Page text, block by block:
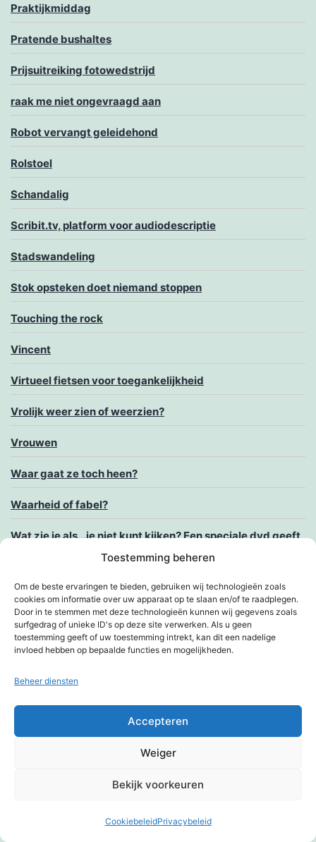
Toestemming beheren
Om de beste ervaringen te bieden, gebruiken wij technologieën zoals
cookies om informatie over uw apparaat op te slaan en/of te raadplegen.
Door in te stemmen met deze technologieën kunnen wij gegevens zoals
surfgedrag of unieke ID's op deze site verwerken. Als u geen
toestemming geeft of uw toestemming intrekt, kan dit een nadelige
invloed hebben op bepaalde functies en mogelijkheden.
Beheer diensten
Accepteren
Weiger
Bekijk voorkeuren
CookiebeleidPrivacybeleid
Praktijkmiddag
Pratende bushaltes
Prijsuitreiking fotowedstrijd
raak me niet ongevraagd aan
Robot vervangt geleidehond
Rolstoel
Schandalig
Scribit.tv, platform voor audiodescriptie
Stadswandeling
Stok opsteken doet niemand stoppen
Touching the rock
Vincent
Virtueel fietsen voor toegankelijkheid
Vrolijk weer zien of weerzien?
Vrouwen
Waar gaat ze toch heen?
Waarheid of fabel?
Wat zie je als…je niet kunt kijken? Een speciale dvd geeft
Weg met de leesbril
Winkelen op gevoel
Witte stok
World sight day, over vermijdbare blindheid
Berry's funpagina
Donkere modus: